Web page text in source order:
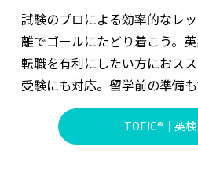
試験のプロによる効率的なレ
離でゴールにたどり着こう。
転職を有利にしたい方におス
受験にも対応。留学前の準備も
TOEIC®｜英